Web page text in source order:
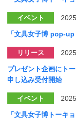
イベント
「文具女子博 pop-
リリース
プレゼント企画にト
申し込み受付開始
イベント
「文具女子博トーキ